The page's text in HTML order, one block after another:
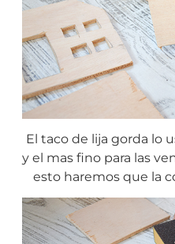
El taco de lija gorda lo
y el mas fino para las
esto haremos que la